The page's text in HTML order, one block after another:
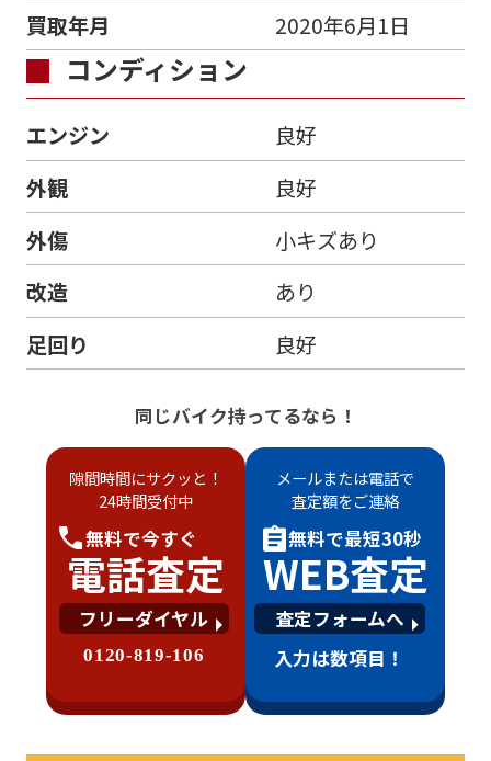
買取年月
2020年6月1日
コンディション
エンジン
良好
外観
良好
外傷
小キズあり
改造
あり
足回り
良好
同じバイク持ってるなら！
隙間時間にサクッと！
24時間受付中
無料で今すぐ
電話査定
フリーダイヤル
0120-819-106
メールまたは電話で
査定額をご連絡
無料で最短30秒
WEB査定
査定フォームへ
入力は数項目！